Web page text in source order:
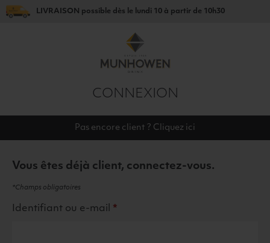
LIVRAISON possible dès le lundi 10 à partir de 10h30
CONNEXION
Pas encore client ? Cliquez ici
Vous êtes déjà client, connectez-vous.
*Champs obligatoires
Identifiant ou e-mail *